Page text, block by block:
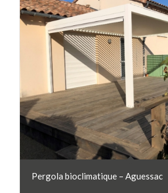
Pergola bioclimatique – Aguessac